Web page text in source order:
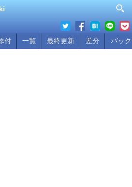
付 一覧 最終更新 差分 バッ